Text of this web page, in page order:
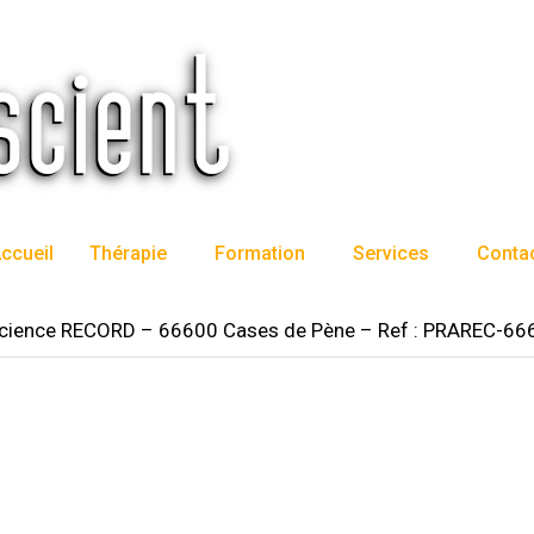
Thérapie Formation Services
RECORD – 66600 Cases de Pène – Ref : PRAREC-